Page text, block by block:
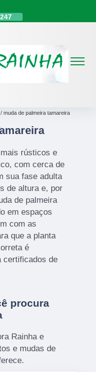
muda de palmeira tamareira
rústicos e
com cerca de
sua fase adulta
de altura e, por
de palmeira
em espaços
com as
que a planta
é
certificados de
procura
Rainha e
e mudas de